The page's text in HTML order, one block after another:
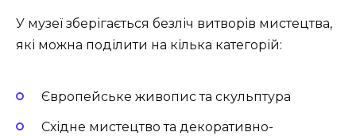
У музеї зберігається безліч витворів мистецтва,
які можна поділити на кілька категорій:
Європейське живопис та скульптура
Східне мистецтво та декоративно-